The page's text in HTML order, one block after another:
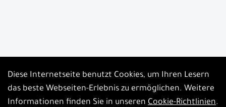
Diese Internetseite benutzt Cookies, um Ihren Lesern
das beste Webseiten-Erlebnis zu ermöglichen. Weitere
Informationen finden Sie in unseren Cookie-Richtlinien.
Auftrag widerrufen